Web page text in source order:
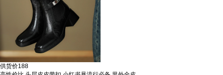
供货价188